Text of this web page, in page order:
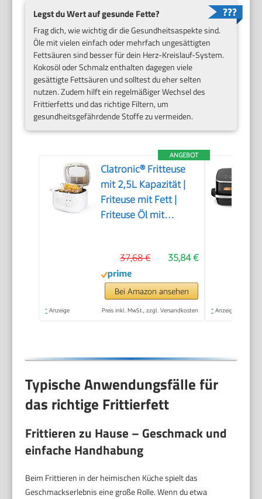
Legst du Wert auf gesunde Fette?
Frag dich, wie wichtig dir die Gesundheitsaspekte sind.
Öle mit vielen einfach oder mehrfach ungesättigten
Fettsäuren sind besser für dein Herz-Kreislauf-System.
Kokosöl oder Schmalz enthalten dagegen viele
gesättigte Fettsäuren und solltest du eher selten
nutzen. Zudem hilft ein regelmäßiger Wechsel des
Frittierfetts und das richtige Filtern, um
gesundheitsgefährdende Stoffe zu vermeiden.
ANGEBOT
Clatronic® Fritteuse
mit 2,5L Kapazität |
Friteuse mit Fett |
Friteuse Öl mit
Antihaft-Ölbehälter |
Stufenlos regelbarer
Thermostat | Fritteuse
mit Öl - FR 3771
35,84 €
37,68 €
Bei Amazon ansehen
* Anzeige Preis inkl. MwSt., zzgl. Versandkosten * Anzeige
Typische Anwendungsfälle für
das richtige Frittierfett
Frittieren zu Hause – Geschmack und
einfache Handhabung
Beim Frittieren in der heimischen Küche spielt das
Geschmackserlebnis eine große Rolle. Wenn du etwa